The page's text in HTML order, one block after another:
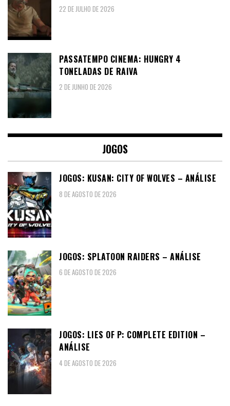
22 DE JULHO DE 2026
PASSATEMPO CINEMA: HUNGRY 4
TONELADAS DE RAIVA
2 DE JUNHO DE 2026
JOGOS
JOGOS: KUSAN: CITY OF WOLVES – ANÁLISE
8 DE AGOSTO DE 2026
JOGOS: SPLATOON RAIDERS – ANÁLISE
6 DE AGOSTO DE 2026
JOGOS: LIES OF P: COMPLETE EDITION –
ANÁLISE
4 DE AGOSTO DE 2026